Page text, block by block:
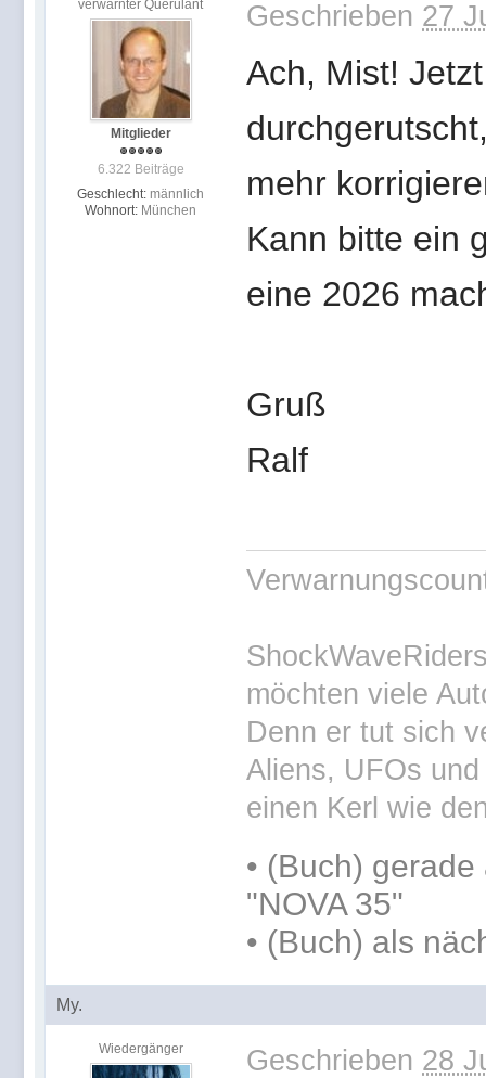
verwarnter Querulant
Mitglieder
6.322 Beiträge
Geschlecht: männlich
Wohnort: München
Geschrieben 27
Ach, Mist!
mehr
Kann bitte ein
eine 2026
Gruß
Ralf
möchten viele
Denn er tut sich
Aliens, UFOs
einen Kerl wie
• (Buch) gerade
"NOVA 35"
• (Buch) als
My.
Wiedergänger Geschrieben 28